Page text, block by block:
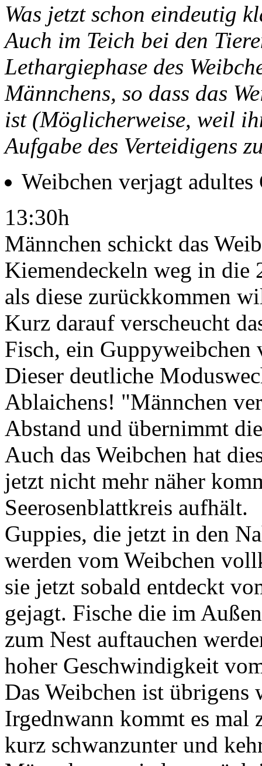
Was jetzt schon eindeutig
Auch im Teich bei den
Lethargiephase des
Männchens, so dass das
ist (Möglicherweise, weil
Aufgabe des Verteidigens
Weibchen verjagt
13:30h
Männchen schickt das
Kiemendeckeln weg in die
als diese zurückkommen
Kurz darauf verscheucht
Fisch, ein Guppyweibchen
Dieser deutliche
Ablaichens! "Männchen
Abstand und übernimmt
Auch das Weibchen hat
jetzt nicht mehr näher
Seerosenblattkreis aufhält.
Guppies, die jetzt in den
werden vom Weibchen
sie jetzt sobald entdeckt
gejagt. Fische die im
zum Nest auftauchen
hoher Geschwindigkeit
Das Weibchen ist
Irgednwann kommt es mal
kurz schwanzunter und